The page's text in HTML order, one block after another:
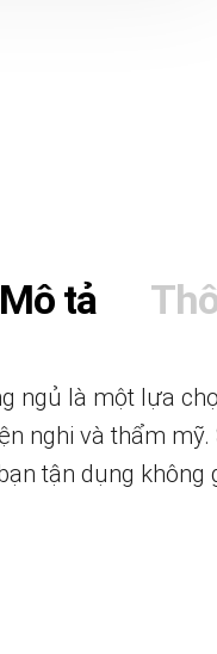
Mô tả
ngủ là một lựa
nghi và thẩm
tận dụng